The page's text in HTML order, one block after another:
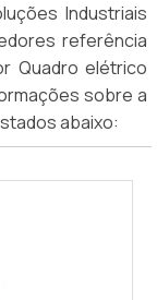
Industriais
referência
Quadro elétrico
sobre a
abaixo: